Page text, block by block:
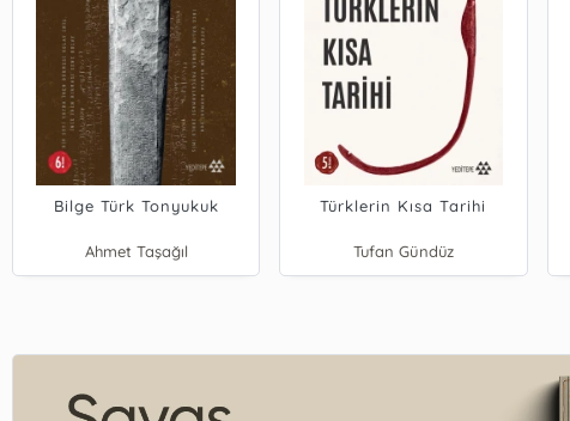
Bilge Türk Tonyukuk
Ahmet Taşağıl
Türklerin Kısa Tarihi
Tufan Gündüz